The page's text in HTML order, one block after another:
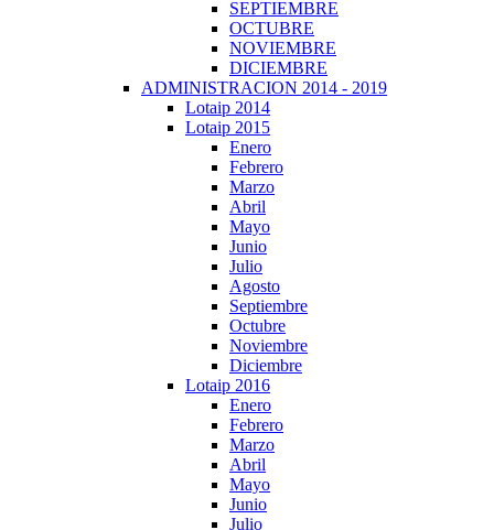
SEPTIEMBRE
OCTUBRE
NOVIEMBRE
DICIEMBRE
ADMINISTRACION 2014 - 2019
Lotaip 2014
Lotaip 2015
Enero
Febrero
Marzo
Abril
Mayo
Junio
Julio
Agosto
Septiembre
Octubre
Noviembre
Diciembre
Lotaip 2016
Enero
Febrero
Marzo
Abril
Mayo
Junio
Julio